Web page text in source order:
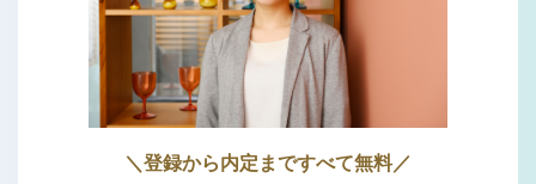
＼登録から内定まですべて無料／